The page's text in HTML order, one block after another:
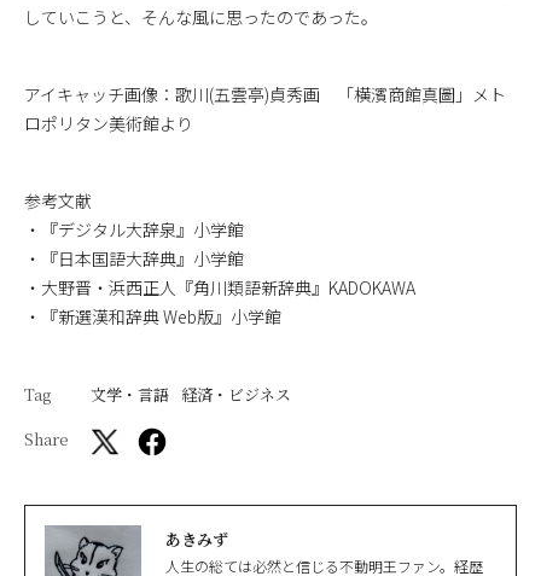
していこうと、そんな風に思ったのであった。
アイキャッチ画像：歌川(五雲亭)貞秀画 「横濱商館真圖」メト
ロポリタン美術館より
参考文献
・『デジタル大辞泉』小学館
・『日本国語大辞典』小学館
・大野晋・浜西正人『角川類語新辞典』KADOKAWA
・『新選漢和辞典 Web版』小学館
Tag 文学・言語 経済・ビジネス
Share
あきみず
人生の総ては必然と信じる不動明王ファン。経歴